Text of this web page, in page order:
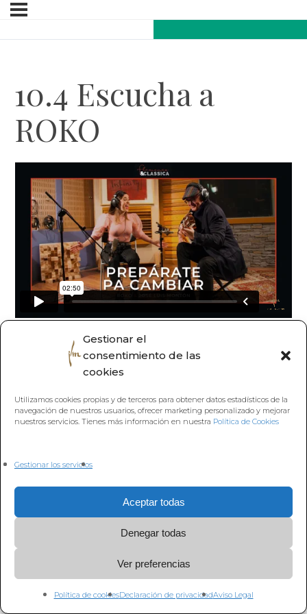
Gestionar el
consentimiento de las
cookies
Utilizamos cookies propias y de terceros para obtener datos estadísticos de la
navegación de nuestros usuarios, ofrecer marketing personalizado y mejorar
nuestros servicios. Tienes más información en nuestra Política de Cookies
Gestionar los servicios
Aceptar todas
Denegar todas
Ver preferencias
Política de cookiesDeclaración de privacidadAviso Legal
10.4 Escucha a
ROKO